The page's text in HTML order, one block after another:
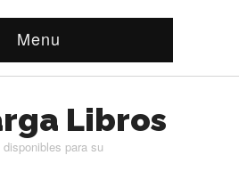
Menu
Libros
para su